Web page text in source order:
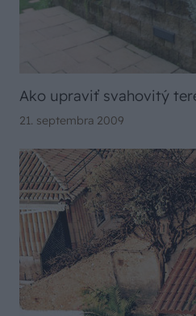
Ako upraviť svahovitý
21. septembra 2009